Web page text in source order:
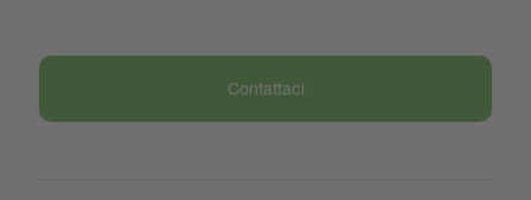
Contattaci